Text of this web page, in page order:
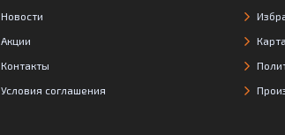
Новости
Акции
Контакты
Условия соглашения